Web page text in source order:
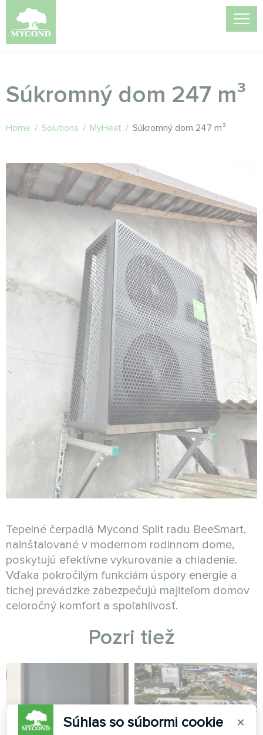
Súkromný dom 247 m³
Home / Solutions / MyHeat / Súkromný dom 247 m³
Tepelné čerpadlá Mycond Split radu BeeSmart,
nainštalované v modernom rodinnom dome,
poskytujú efektívne vykurovanie a chladenie.
Vďaka pokročilým funkciám úspory energie a
tichej prevádzke zabezpečujú majiteľom domov
celoročný komfort a spoľahlivosť.
Pozri tiež
Súhlas so súbormi cookie ×